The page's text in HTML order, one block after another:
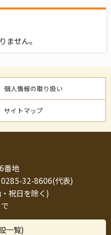
ません。
個人情報の取り扱い
サイトマップ
番地
32-8606(代表)
祝日を除く)
一覧)